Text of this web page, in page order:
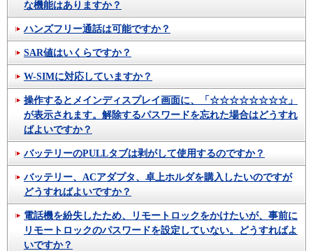
な機能はありますか？
ハンズフリー通話は可能ですか？
SAR値はいくらですか？
W-SIMに対応していますか？
操作するとメインディスプレイ画面に、「☆☆☆☆☆☆☆☆」
が表示されます。解除するパスワードを忘れた場合はどうすれ
ばよいですか？
バッテリーのPULLタブは剥がして使用するのですか？
バッテリー、ACアダプタ、卓上ホルダを購入したいのですが
どうすればよいですか？
電話機を紛失したため、リモートロックをかけたいが、事前に
リモートロックのパスワードを設定していない。どうすればよ
いですか？